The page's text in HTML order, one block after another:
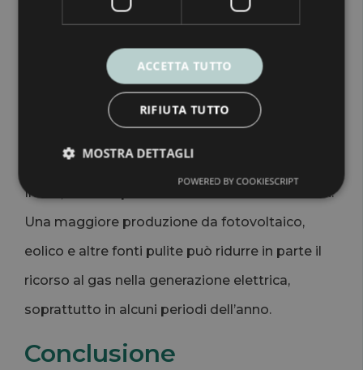
calda può aumentare i consumi elettrici per il
raffrescamento, mentre un inverno rigido può
far crescere rapidamente la richiesta di gas per
il riscaldamento.
Infine, resta importante il ruolo delle rinnovabili.
Una maggiore produzione da fotovoltaico,
eolico e altre fonti pulite può ridurre in parte il
ricorso al gas nella generazione elettrica,
soprattutto in alcuni periodi dell’anno.
Conclusione
ACCETTA TUTTO
RIFIUTA TUTTO
MOSTRA DETTAGLI
POWERED BY COOKIESCRIPT